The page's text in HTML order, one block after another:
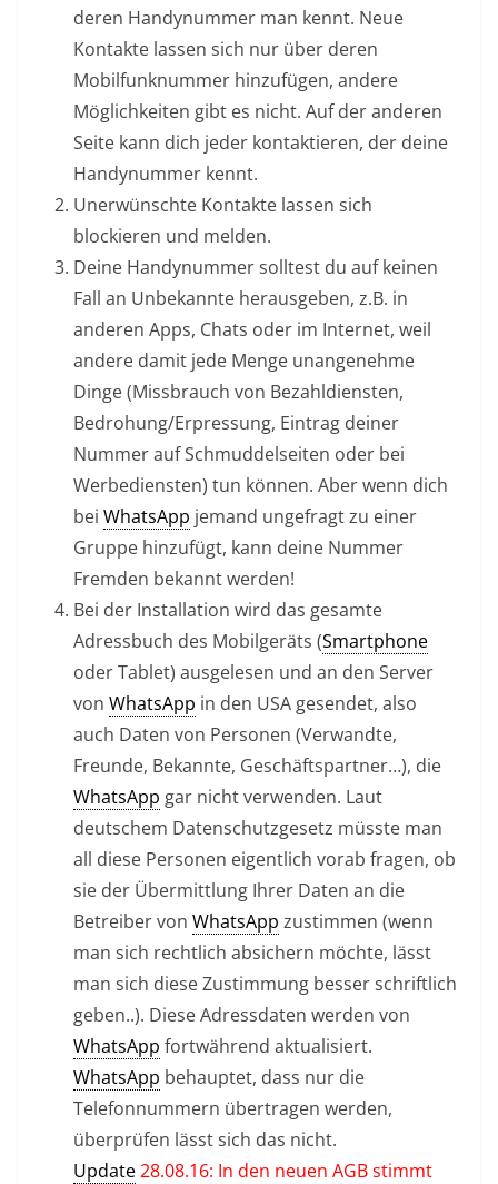
deren Handynummer man kennt. Neue
Kontakte lassen sich nur über deren
Mobilfunknummer hinzufügen, andere
Möglichkeiten gibt es nicht. Auf der anderen
Seite kann dich jeder kontaktieren, der deine
Handynummer kennt.
Unerwünschte Kontakte lassen sich
blockieren und melden.
Deine Handynummer solltest du auf keinen
Fall an Unbekannte herausgeben, z.B. in
anderen Apps, Chats oder im Internet, weil
andere damit jede Menge unangenehme
Dinge (Missbrauch von Bezahldiensten,
Bedrohung/Erpressung, Eintrag deiner
Nummer auf Schmuddelseiten oder bei
Werbediensten) tun können. Aber wenn dich
bei WhatsApp jemand ungefragt zu einer
Gruppe hinzufügt, kann deine Nummer
Fremden bekannt werden!
Bei der Installation wird das gesamte
Adressbuch des Mobilgeräts (Smartphone
oder Tablet) ausgelesen und an den Server
von WhatsApp in den USA gesendet, also
auch Daten von Personen (Verwandte,
Freunde, Bekannte, Geschäftspartner…), die
WhatsApp gar nicht verwenden. Laut
deutschem Datenschutzgesetz müsste man
all diese Personen eigentlich vorab fragen, ob
sie der Übermittlung Ihrer Daten an die
Betreiber von WhatsApp zustimmen (wenn
man sich rechtlich absichern möchte, lässt
man sich diese Zustimmung besser schriftlich
geben..). Diese Adressdaten werden von
WhatsApp fortwährend aktualisiert.
WhatsApp behauptet, dass nur die
Telefonnummern übertragen werden,
überprüfen lässt sich das nicht.
Update28.08.16: In den neuen AGB stimmt